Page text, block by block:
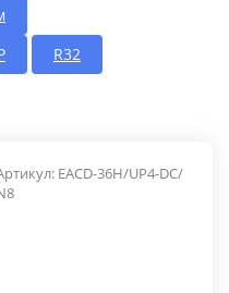
R32
EACD-36H/UP4-DC/